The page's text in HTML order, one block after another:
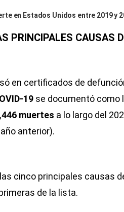
en Estados Unidos entre 2019 y
PRINCIPALES CAUSAS
en certificados de
19 se documentó como
muertes a lo largo del
anterior).
cinco principales causas
de la lista.